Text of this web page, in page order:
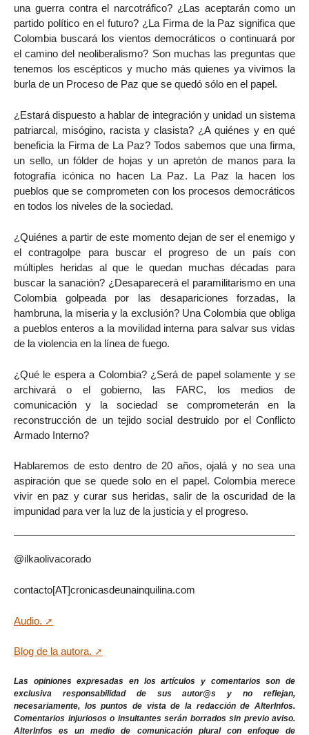
una guerra contra el narcotráfico? ¿Las aceptarán como un
partido político en el futuro? ¿La Firma de la Paz significa que
Colombia buscará los vientos democráticos o continuará por
el camino del neoliberalismo? Son muchas las preguntas que
tenemos los escépticos y mucho más quienes ya vivimos la
burla de un Proceso de Paz que se quedó sólo en el papel.
¿Estará dispuesto a hablar de integración y unidad un sistema
patriarcal, misógino, racista y clasista? ¿A quiénes y en qué
beneficia la Firma de La Paz? Todos sabemos que una firma,
un sello, un fólder de hojas y un apretón de manos para la
fotografía icónica no hacen La Paz. La Paz la hacen los
pueblos que se comprometen con los procesos democráticos
en todos los niveles de la sociedad.
¿Quiénes a partir de este momento dejan de ser el enemigo y
el contragolpe para buscar el progreso de un país con
múltiples heridas al que le quedan muchas décadas para
buscar la sanación? ¿Desaparecerá el paramilitarismo en una
Colombia golpeada por las desapariciones forzadas, la
hambruna, la miseria y la exclusión? Una Colombia que obliga
a pueblos enteros a la movilidad interna para salvar sus vidas
de la violencia en la línea de fuego.
¿Qué le espera a Colombia? ¿Será de papel solamente y se
archivará o el gobierno, las FARC, los medios de
comunicación y la sociedad se comprometerán en la
reconstrucción de un tejido social destruido por el Conflicto
Armado Interno?
Hablaremos de esto dentro de 20 años, ojalá y no sea una
aspiración que se quede solo en el papel. Colombia merece
vivir en paz y curar sus heridas, salir de la oscuridad de la
impunidad para ver la luz de la justicia y el progreso.
@ilkaolivacorado
contacto[AT]cronicasdeunainquilina.com
Audio.
Blog de la autora.
Las opiniones expresadas en los artículos y comentarios son de
exclusiva responsabilidad de sus autor@s y no reflejan,
necesariamente, los puntos de vista de la redacción de AlterInfos.
Comentarios injuriosos o insultantes serán borrados sin previo aviso.
AlterInfos es un medio de comunicación plural con enfoque de